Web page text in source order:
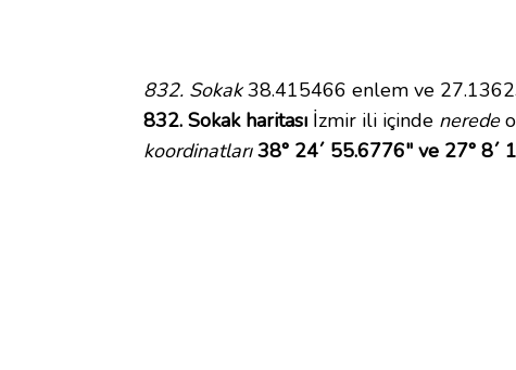
832. Sokak38.415466 enlem ve
832. Sokak haritası İzmir ili içinde nerede
koordinatları 38° 24´ 55.6776" ve 27° 8´